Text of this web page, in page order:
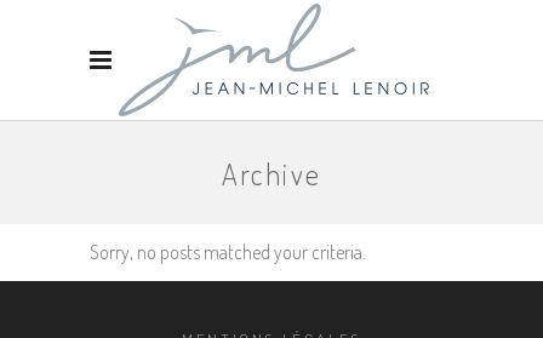
Archive
Sorry, no posts matched your criteria.